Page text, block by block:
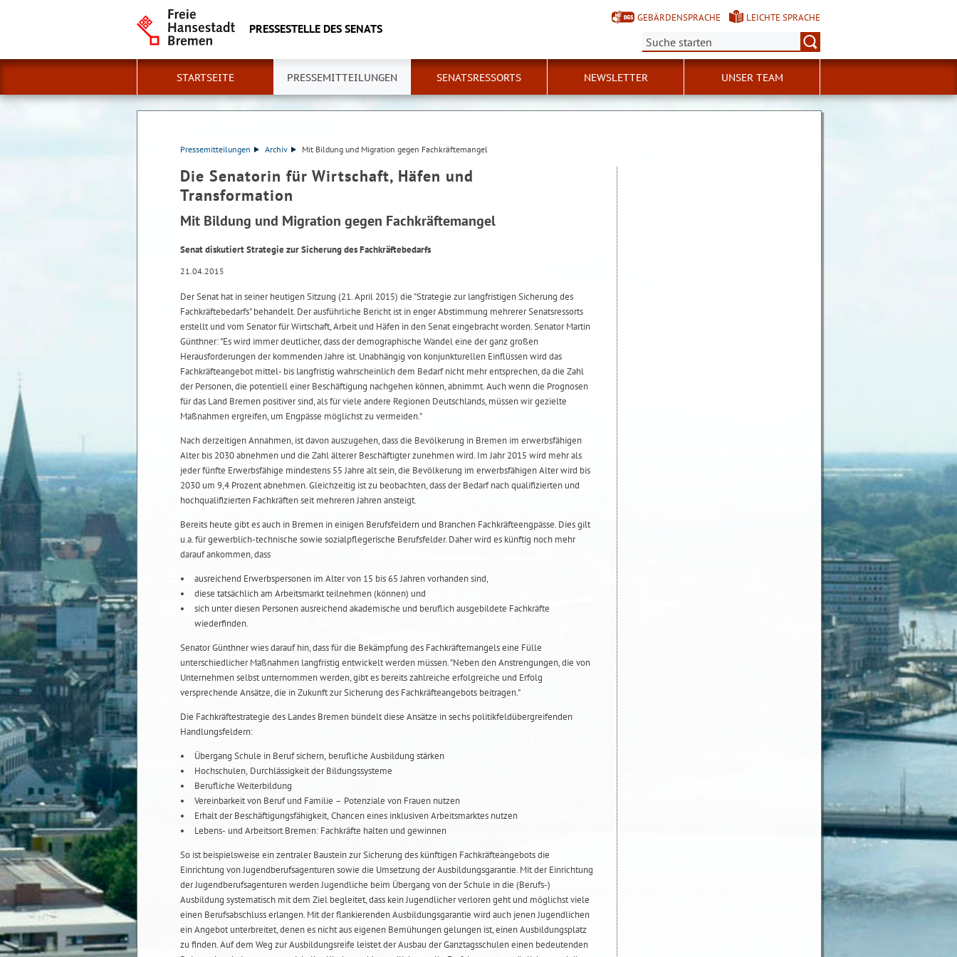
PRESSESTELLE DES SENATS
GEBÄRDENSPRACHE
LEICHTE SPRACHE
Suche:
STARTSEITE PRESSEMITTEILUNGEN SENATSRESSORTS NEWSLETTER UNSER TEAM
Pressemitteilungen Archiv Mit Bildung und Migration gegen Fachkräftemangel
Die Senatorin für Wirtschaft, Häfen und
Transformation
Mit Bildung und Migration gegen Fachkräftemangel
Senat diskutiert Strategie zur Sicherung des Fachkräftebedarfs
21.04.2015
Der Senat hat in seiner heutigen Sitzung (21. April 2015) die "Strategie zur langfristigen Sicherung des
Fachkräftebedarfs" behandelt. Der ausführliche Bericht ist in enger Abstimmung mehrerer Senatsressorts
erstellt und vom Senator für Wirtschaft, Arbeit und Häfen in den Senat eingebracht worden. Senator Martin
Günthner: "Es wird immer deutlicher, dass der demographische Wandel eine der ganz großen
Herausforderungen der kommenden Jahre ist. Unabhängig von konjunkturellen Einflüssen wird das
Fachkräfteangebot mittel- bis langfristig wahrscheinlich dem Bedarf nicht mehr entsprechen, da die Zahl
der Personen, die potentiell einer Beschäftigung nachgehen können, abnimmt. Auch wenn die Prognosen
für das Land Bremen positiver sind, als für viele andere Regionen Deutschlands, müssen wir gezielte
Maßnahmen ergreifen, um Engpässe möglichst zu vermeiden."
Nach derzeitigen Annahmen, ist davon auszugehen, dass die Bevölkerung in Bremen im erwerbsfähigen
Alter bis 2030 abnehmen und die Zahl älterer Beschäftigter zunehmen wird. Im Jahr 2015 wird mehr als
jeder fünfte Erwerbsfähige mindestens 55 Jahre alt sein, die Bevölkerung im erwerbsfähigen Alter wird bis
2030 um 9,4 Prozent abnehmen. Gleichzeitig ist zu beobachten, dass der Bedarf nach qualifizierten und
hochqualifizierten Fachkräften seit mehreren Jahren ansteigt.
Bereits heute gibt es auch in Bremen in einigen Berufsfeldern und Branchen Fachkräfteengpässe. Dies gilt
u.a. für gewerblich-technische sowie sozialpflegerische Berufsfelder. Daher wird es künftig noch mehr
darauf ankommen, dass
ausreichend Erwerbspersonen im Alter von 15 bis 65 Jahren vorhanden sind,
diese tatsächlich am Arbeitsmarkt teilnehmen (können) und
sich unter diesen Personen ausreichend akademische und beruflich ausgebildete Fachkräfte
wiederfinden.
Senator Günthner wies darauf hin, dass für die Bekämpfung des Fachkräftemangels eine Fülle
unterschiedlicher Maßnahmen langfristig entwickelt werden müssen. "Neben den Anstrengungen, die von
Unternehmen selbst unternommen werden, gibt es bereits zahlreiche erfolgreiche und Erfolg
versprechende Ansätze, die in Zukunft zur Sicherung des Fachkräfteangebots beitragen."
Die Fachkräftestrategie des Landes Bremen bündelt diese Ansätze in sechs politikfeldübergreifenden
Handlungsfeldern:
Übergang Schule in Beruf sichern, berufliche Ausbildung stärken
Hochschulen, Durchlässigkeit der Bildungssysteme
Berufliche Weiterbildung
Vereinbarkeit von Beruf und Familie – Potenziale von Frauen nutzen
Erhalt der Beschäftigungsfähigkeit, Chancen eines inklusiven Arbeitsmarktes nutzen
Lebens- und Arbeitsort Bremen: Fachkräfte halten und gewinnen
So ist beispielsweise ein zentraler Baustein zur Sicherung des künftigen Fachkräfteangebots die
Einrichtung von Jugendberufsagenturen sowie die Umsetzung der Ausbildungsgarantie. Mit der Einrichtung
der Jugendberufsagenturen werden Jugendliche beim Übergang von der Schule in die (Berufs-)
Ausbildung systematisch mit dem Ziel begleitet, dass kein Jugendlicher verloren geht und möglichst viele
einen Berufsabschluss erlangen. Mit der flankierenden Ausbildungsgarantie wird auch jenen Jugendlichen
ein Angebot unterbreitet, denen es nicht aus eigenen Bemühungen gelungen ist, einen Ausbildungsplatz
zu finden. Auf dem Weg zur Ausbildungsreife leistet der Ausbau der Ganztagsschulen einen bedeutenden